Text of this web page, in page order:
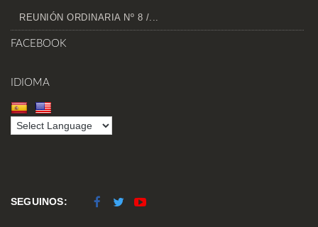
REUNIÓN ORDINARIA Nº 8 /...
FACEBOOK
IDIOMA
SEGUINOS: